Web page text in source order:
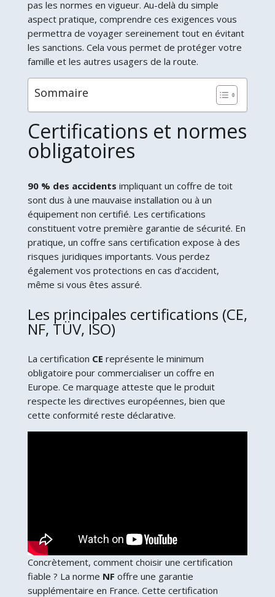
pas les normes en vigueur. Au-delà du simple
aspect pratique, comprendre ces exigences vous
permettra de voyager sereinement tout en évitant
les sanctions. Cela vous permet de protéger votre
famille et les autres usagers de la route.
Sommaire
Certifications et normes
obligatoires
90 % des accidents impliquant un coffre de toit
sont dus à une mauvaise installation ou à un
équipement non certifié. Les certifications
constituent votre première garantie de sécurité. En
pratique, un coffre sans certification expose à des
risques juridiques importants. Vous perdez
également vos protections en cas d’accident,
même si vous êtes assuré.
Les principales certifications (CE,
NF, TÜV, ISO)
La certification CE représente le minimum
obligatoire pour commercialiser un coffre en
Europe. Ce marquage atteste que le produit
respecte les directives européennes, bien que
cette conformité reste déclarative.
Concrètement, comment choisir une certification
fiable ? La norme NF offre une garantie
supplémentaire en France. Cette certification